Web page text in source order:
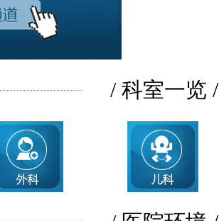
/ 科室一览 /